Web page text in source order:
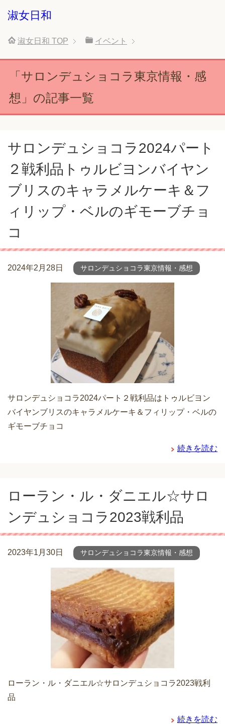
淑女日和
淑女日和 TOP イベント
「サロンデュショコラ東京情報・感
想」の記事一覧
サロンデュショコラ2024パート
２戦利品トゥルビヨンバイヤン
ブリスのキャラメルケーキ＆フ
ィリップ・ベルのギモーブチョ
コ
2024年2月28日 サロンデュショコラ東京情報・感想
サロンデュショコラ2024パート２戦利品はトゥルビヨン
バイヤンブリスのキャラメルケーキ＆フィリップ・ベルの
ギモーブチョコ
続きを読む
ローラン・ル・ダニエル☆サロ
ンデュショコラ2023戦利品
2023年1月30日 サロンデュショコラ東京情報・感想
ローラン・ル・ダニエル☆サロンデュショコラ2023戦利
品
続きを読む